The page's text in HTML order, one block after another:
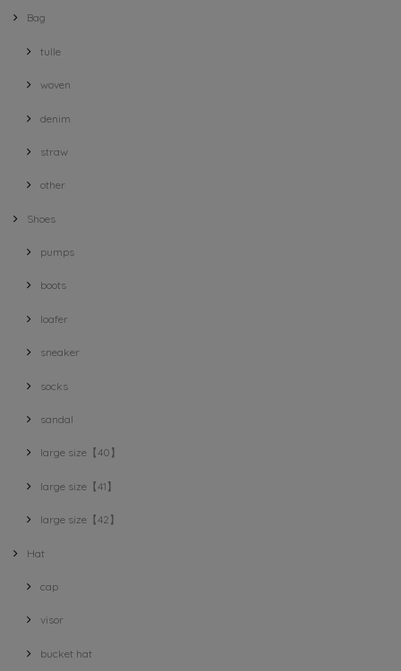
Bag
tulle
woven
denim
straw
other
Shoes
pumps
boots
loafer
sneaker
socks
sandal
large size【40】
large size【41】
large size【42】
Hat
cap
visor
bucket hat